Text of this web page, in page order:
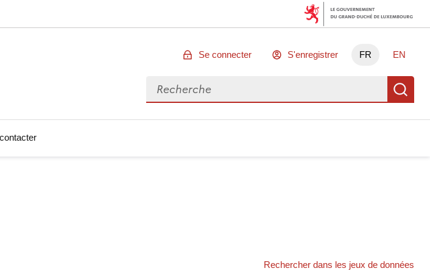
Se connecter S'enregistrer FR EN
Rechercher des données
Rechercher dans les jeux de données